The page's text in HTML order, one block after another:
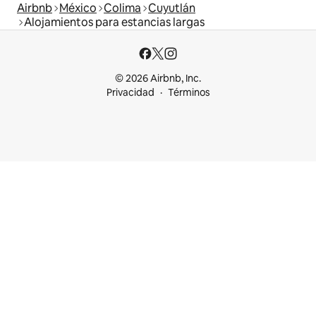
Airbnb México Colima Cuyutlán
Alojamientos para estancias largas
© 2026 Airbnb, Inc.
Privacidad
Términos